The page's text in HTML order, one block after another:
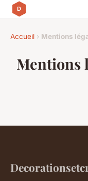
Accueil › Mentions
Mentions